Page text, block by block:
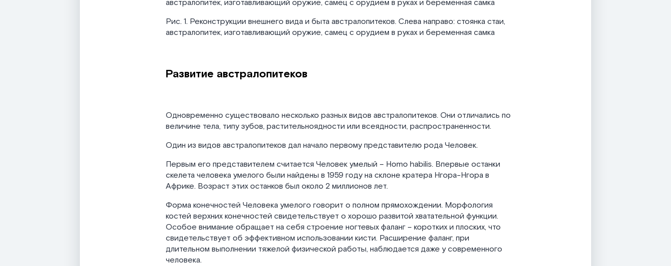
Рис. 1. Реконструкции внешнего вида и быта австралопитеков. Слева направо: стоянка стаи,
австралопитек, изготавливающий оружие, самец с орудием в руках и беременная самка
Развитие австралопитеков
Одновременно существовало несколько разных видов австралопитеков. Они отличались по
величине тела, типу зубов, растительноядности или всеядности, распространенности.
Один из видов австралопитеков дал начало первому представителю рода Человек.
Первым его представителем считается Человек умелый – Homo habilis. Впервые останки
скелета человека умелого были найдены в 1959 году на склоне кратера Нгора-Нгора в
Африке. Возраст этих останков был около 2 миллионов лет.
Форма конечностей Человека умелого говорит о полном прямохождении. Морфология
костей верхних конечностей свидетельствует о хорошо развитой хватательной функции.
Особое внимание обращает на себя строение ногтевых фаланг – коротких и плоских, что
свидетельствует об эффективном использовании кисти. Расширение фаланг, при
длительном выполнении тяжелой физической работы, наблюдается даже у современного
человека.